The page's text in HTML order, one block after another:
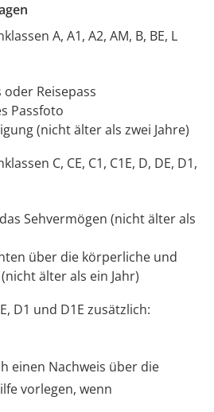
A, A1, A2, AM, B, BE, L
Reisepass
Passfoto
(nicht älter als zwei Jahre)
C, CE, C1, C1E, D, DE, D1,
Sehvermögen (nicht älter als
über die körperliche und
älter als ein Jahr)
D1 und D1E zusätzlich:
einen Nachweis über die
vorlegen, wenn